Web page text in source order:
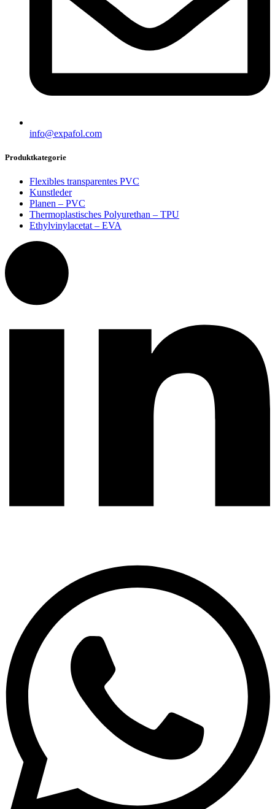
info@expafol.com
Produktkategorie
Flexibles transparentes PVC
Kunstleder
Planen – PVC
Thermoplastisches Polyurethan – TPU
Ethylvinylacetat – EVA